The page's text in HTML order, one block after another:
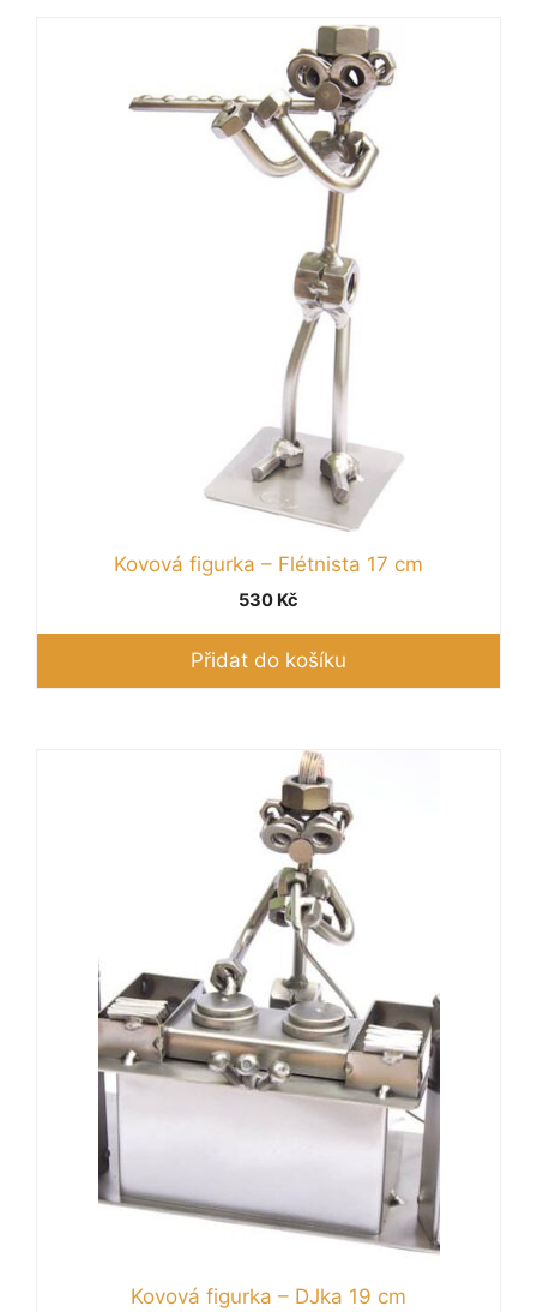
Kovová figurka – Flétnista 17 cm
530 Kč
Přidat do košíku
Kovová figurka – DJka 19 cm